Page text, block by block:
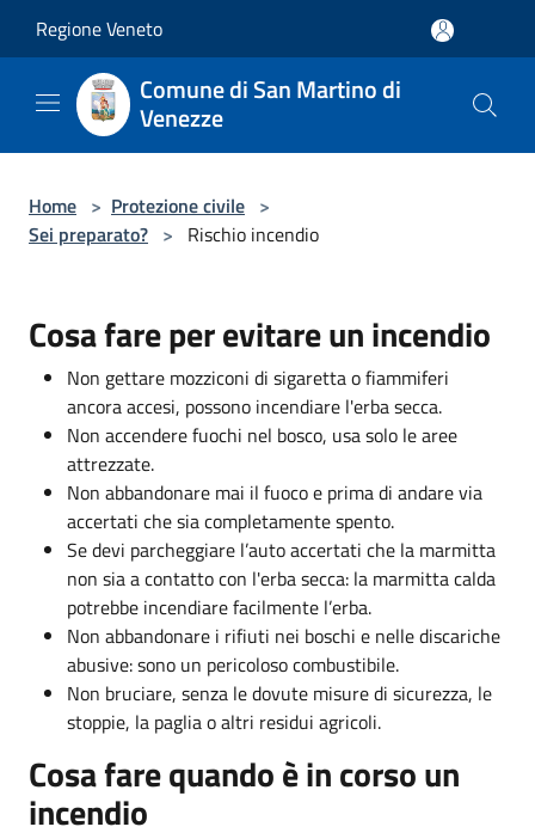
Regione Veneto
Comune di San Martino di
Venezze
Home > Protezione civile >
Sei preparato? > Rischio incendio
Cosa fare per evitare un incendio
Non gettare mozziconi di sigaretta o fiammiferi
ancora accesi, possono incendiare l'erba secca.
Non accendere fuochi nel bosco, usa solo le aree
attrezzate.
Non abbandonare mai il fuoco e prima di andare via
accertati che sia completamente spento.
Se devi parcheggiare l’auto accertati che la marmitta
non sia a contatto con l'erba secca: la marmitta calda
potrebbe incendiare facilmente l’erba.
Non abbandonare i rifiuti nei boschi e nelle discariche
abusive: sono un pericoloso combustibile.
Non bruciare, senza le dovute misure di sicurezza, le
stoppie, la paglia o altri residui agricoli.
Cosa fare quando è in corso un
incendio